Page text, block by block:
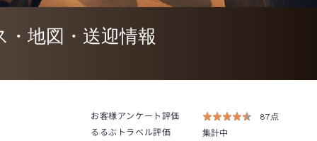
地図・送迎情報
お客様アンケート評価
87点
るるぶトラベル評価
集計中